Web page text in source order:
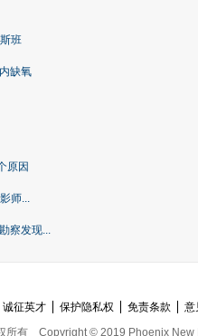
班
缺氧
原因
师...
察发现...
诚征英才 保护隐私权 免责条款 意
所有 Copyright © 2019 Phoenix New